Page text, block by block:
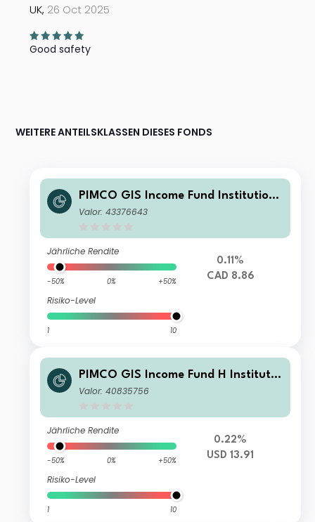
UK, 26 Oct 2025
Good safety
WEITERE ANTEILSKLASSEN DIESES FONDS
PIMCO GIS Income Fund Institutiona
l CAD Hedged Income
Valor: 43376643
Jährliche Rendite
-50% 0% +50%
Risiko-Level
1 10
0.11%
CAD 8.86
PIMCO GIS Income Fund H Institutio
nal Accumulation
Valor: 40835756
Jährliche Rendite
-50% 0% +50%
Risiko-Level
1 10
0.22%
USD 13.91